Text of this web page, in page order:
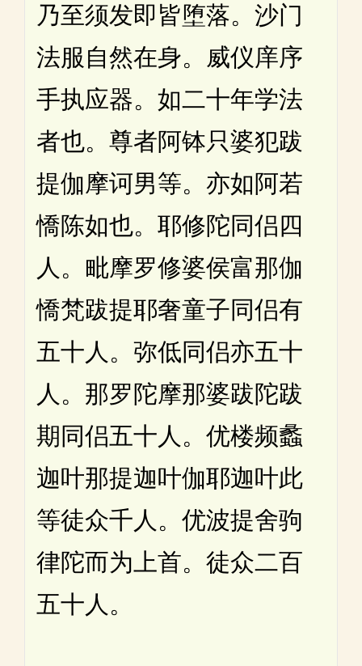
乃至须发即皆堕落。沙门
法服自然在身。威仪庠序
手执应器。如二十年学法
者也。尊者阿钵只婆犯跋
提伽摩诃男等。亦如阿若
憍陈如也。耶修陀同侣四
人。毗摩罗修婆侯富那伽
憍梵跋提耶奢童子同侣有
五十人。弥低同侣亦五十
人。那罗陀摩那婆跋陀跋
期同侣五十人。优楼频蠡
迦叶那提迦叶伽耶迦叶此
等徒众千人。优波提舍驹
律陀而为上首。徒众二百
五十人。